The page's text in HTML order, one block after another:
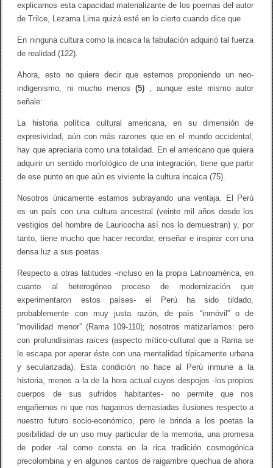
explicarnos esta capacidad materializante de los poemas del autor
de Trilce, Lezama Lima quizá esté en lo cierto cuando dice que
En ninguna cultura como la incaica la fabulación adquirió tal fuerza
de realidad (122).
Ahora, esto no quiere decir que estemos proponiendo un neo-
indigenismo, ni mucho menos (5) , aunque este mismo autor
señale:
La historia política cultural americana, en su dimensión de
expresividad, aún con más razones que en el mundo occidental,
hay que apreciarla como una totalidad. En el americano que quiera
adquirir un sentido morfológico de una integración, tiene que partir
de ese punto en que aún es viviente la cultura incaica (75).
Nosotros únicamente estamos subrayando una ventaja. El Perú
es un país con una cultura ancestral (veinte mil años desde los
vestigios del hombre de Lauricocha así nos lo demuestran) y, por
tanto, tiene mucho que hacer recordar, enseñar e inspirar con una
densa luz a sus poetas.
Respecto a otras latitudes -incluso en la propia Latinoamérica, en
cuanto al heterogéneo proceso de modernización que
experimentaron estos países- el Perú ha sido tildado,
probablemente con muy justa razón, de país “inmóvil” o de
“movilidad menor” (Rama 109-110); nosotros matizaríamos: pero
con profundísimas raíces (aspecto mítico-cultural que a Rama se
le escapa por aperar éste con una mentalidad típicamente urbana
y secularizada). Esta condición no hace al Perú inmune a la
historia, menos a la de la hora actual cuyos despojos -los propios
cuerpos de sus sufridos habitantes- no permite que nos
engañemos ni que nos hagamos demasiadas ilusiones respecto a
nuestro futuro socio-económico, pero le brinda a los poetas la
posibilidad de un uso muy particular de la memoria, una promesa
de poder -tal como consta en la rica tradición cosmogónica
precolombina y en algunos cantos de raigambre quechua de ahora